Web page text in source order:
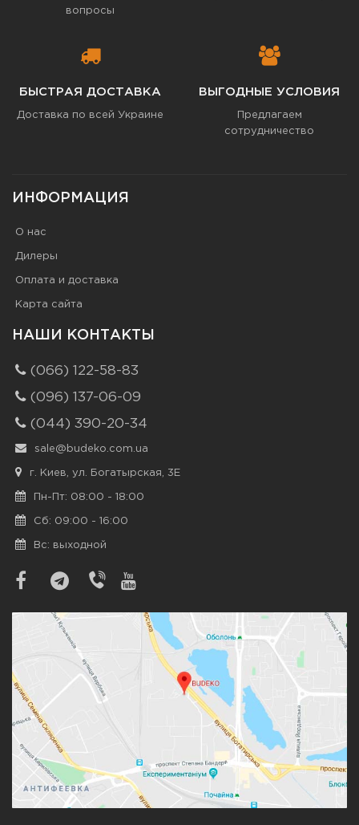
вопросы
БЫСТРАЯ ДОСТАВКА
Доставка по всей Украине
ВЫГОДНЫЕ УСЛОВИЯ
Предлагаем
сотрудничество
ИНФОРМАЦИЯ
О нас
Дилеры
Оплата и доставка
Карта сайта
НАШИ КОНТАКТЫ
(066) 122-58-83
(096) 137-06-09
(044) 390-20-34
sale@budeko.com.ua
г. Киев, ул. Богатырская, 3Е
Пн-Пт: 08:00 - 18:00
Сб: 09:00 - 16:00
Вс: выходной